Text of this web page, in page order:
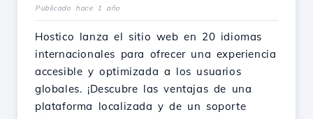
Publicado hace 1 año
Hostico lanza el sitio web en 20 idiomas
internacionales para ofrecer una experiencia
accesible y optimizada a los usuarios
globales. ¡Descubre las ventajas de una
plataforma localizada y de un soporte